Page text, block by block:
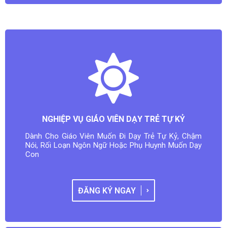
NGHIỆP VỤ GIÁO VIÊN DẠY TRẺ TỰ KỶ
Dành Cho Giáo Viên Muốn Đi Dạy Trẻ Tự Kỷ, Chậm
Nói, Rối Loạn Ngôn Ngữ Hoặc Phụ Huynh Muốn Dạy
Con
ĐĂNG KÝ NGAY